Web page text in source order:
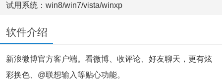
试用系统：win8/win7/vista/winxp
软件介绍
新浪微博官方客户端。看微博、收评论、好友聊天，更有炫
彩换色、@联想输入等贴心功能。